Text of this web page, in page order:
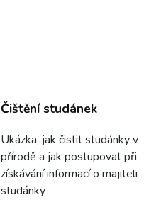
Čištění studánek
Ukázka, jak čistit studánky v
přírodě a jak postupovat při
získávání informací o majiteli
studánky